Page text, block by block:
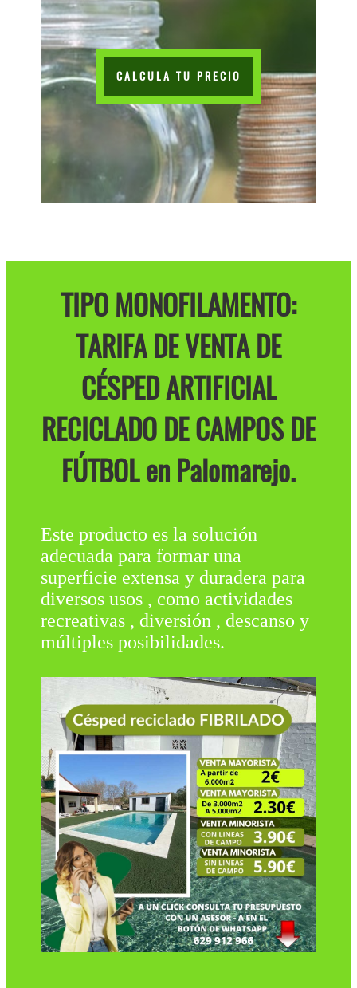
CALCULA TU PRECIO
TIPO MONOFILAMENTO:
TARIFA DE VENTA DE
CÉSPED ARTIFICIAL
RECICLADO DE CAMPOS DE
FÚTBOL en Palomarejo.
Este producto es la solución
adecuada para formar una
superficie extensa y duradera para
diversos usos , como actividades
recreativas , diversión , descanso y
múltiples posibilidades.